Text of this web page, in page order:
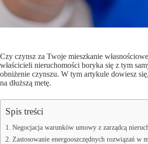
Czy czynsz za Twoje mieszkanie
właścicieli nieruchomości boryka się z tym
obniżenie czynszu. W tym artykule dowiesz
na dłuższą metę.
Spis treści
Negocjacja warunków umowy z zarządcą
Zastosowanie energooszczędnych rozwiązań w